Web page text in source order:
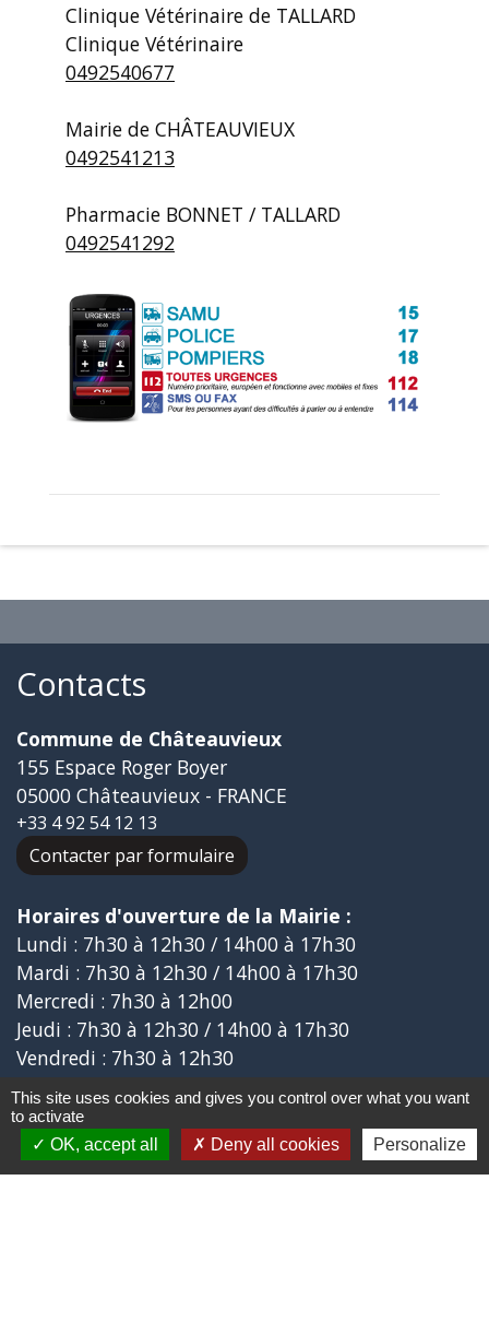
Clinique Vétérinaire de TALLARD
Clinique Vétérinaire
0492540677
Mairie de CHÂTEAUVIEUX
0492541213
Pharmacie BONNET / TALLARD
0492541292
Contacts
Commune de Châteauvieux
155 Espace Roger Boyer
05000 Châteauvieux - FRANCE
+33 4 92 54 12 13
Contacter par formulaire
Horaires d'ouverture de la Mairie :
Lundi : 7h30 à 12h30 / 14h00 à 17h30
Mardi : 7h30 à 12h30 / 14h00 à 17h30
Mercredi : 7h30 à 12h00
Jeudi : 7h30 à 12h30 / 14h00 à 17h30
Vendredi : 7h30 à 12h30
Liens
This site uses cookies and gives you control over what you want
to activate
OK, accept all
Deny all cookies Personalize